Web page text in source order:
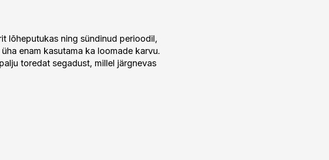
lõheputukas ning sündinud perioodil,
enam kasutama ka loomade karvu.
toredat segadust, millel järgnevas